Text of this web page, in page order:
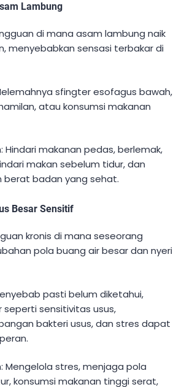
Lambung
di mana asam lambung naik
menyebabkan sensasi terbakar di
sfingter esofagus bawah,
atau konsumsi makanan
Hindari makanan pedas, berlemak,
makan sebelum tidur, dan
berat badan yang sehat.
Besar Sensitif
kronis di mana seseorang
pola buang air besar dan nyeri
pasti belum diketahui,
sensitivitas usus,
bakteri usus, dan stres dapat
Mengelola stres, menjaga pola
konsumsi makanan tinggi serat,